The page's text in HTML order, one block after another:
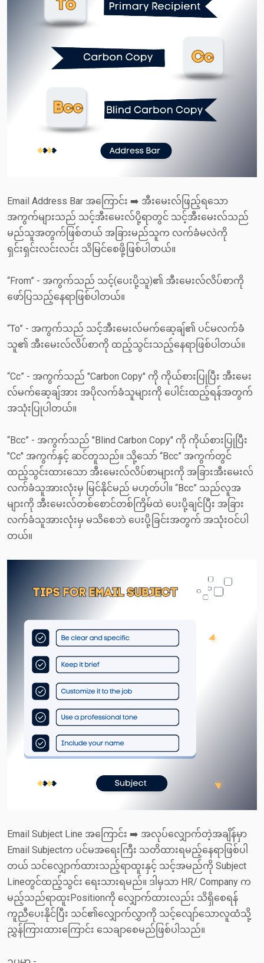
Email Address Bar အကြောင်း ➡️ အီးမေးလ်ဖြည့်ရသော
အကွက်များသည် သင့်အီးမေးလ်ပို့ရာတွင် သင့်အီးမေးလ်သည်
မည်သူအတွက်ဖြစ်တယ် အခြားမည်သူက လက်ခံမလဲကို
ရှင်းရှင်းလင်းလင်း သိမြင်စေဖို့ဖြစ်ပါတယ်။
“From” - အကွက်သည် သင့်(ပေးပို့သူ)၏ အီးမေးလ်လိပ်စာကို
ဖော်ပြသည့်နေရာဖြစ်ပါတယ်။
“To” - အကွက်သည် သင့်အီးမေးလ်မက်ဆေ့ချ်၏ ပင်မလက်ခံ
သူ၏ အီးမေးလ်လိပ်စာကို ထည့်သွင်းသည့်နေရာဖြစ်ပါတယ်။
“Cc” - အကွက်သည် "Carbon Copy" ကို ကိုယ်စားပြုပြီး အီးမေး
လ်မက်ဆေ့ချ်အား အပိုလက်ခံသူများကို ပေါင်းထည့်ရန်အတွက်
အသုံးပြုပါတယ်။
“Bcc” - အကွက်သည် "Blind Carbon Copy" ကို ကိုယ်စားပြုပြီး
"Cc" အကွက်နှင့် ဆင်တူသည်။ သို့သော် “Bcc” အကွက်တွင်
ထည့်သွင်းထားသော အီးမေးလ်လိပ်စာများကို အခြားအီးမေးလ်
လက်ခံသူအားလုံးမှ မြင်နိုင်မည် မဟုတ်ပါ။ “Bcc” သည်လူအ
များကို အီးမေးလ်တစ်စောင်တစ်ကြိမ်ထဲ ပေးပို့ချင်ပြီး အခြား
လက်ခံသူအားလုံးမှ မသိစေဘဲ ပေးပို့ခြင်းအတွက် အသုံးဝင်ပါ
တယ်။
Email Subject Line အကြောင်း ➡️ အလုပ်လျှောက်တဲ့အချိန်မှာ
Email Subjectက ပင်မအရေးကြီး သတိထားရမည့်နေရာဖြစ်ပါ
တယ် သင်လျှောက်ထားသည့်ရာထူးနှင့် သင့်အမည်ကို Subject
Lineတွင်ထည့်သွင်း ရေးသားရမည်။ ဒါမှသာ HR/ Company က
မည့်သည်ရာထူးPositionကို လျှောက်ထားလည်း သိရှိစေရန်
ကူညီပေးနိုင်ပြီး သင်၏လျှောက်လွှာကို သင့်လျော်သောလူထံသို့
ညွှန်ကြားထားကြောင်း သေချာစေမည်ဖြစ်ပါသည်။